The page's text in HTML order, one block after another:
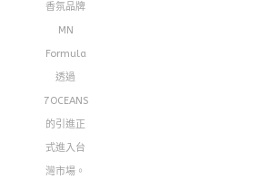
香氛品牌
MN
Formula
透過
7OCEANS
的引進正
式進入台
灣市場。